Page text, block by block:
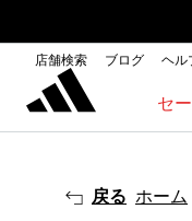
店舗検索 ブログ ヘル
セ
戻る ホーム